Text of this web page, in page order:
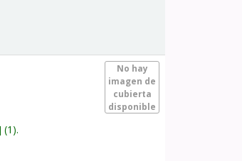
No hay
imagen de
cubierta
disponible
(1).